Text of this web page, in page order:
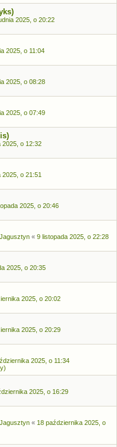
2025, o 20:22
2025, o 11:04
2025, o 08:28
2025, o 07:49
2025, o 12:32
2025, o 21:51
2025, o 20:46
« 9 listopada 2025, o 22:28
2025, o 20:35
2025, o 20:02
2025, o 20:29
2025, o 11:34
2025, o 16:29
« 18 października 2025, o